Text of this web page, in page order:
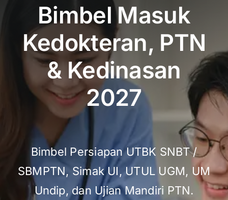
Bimbel Masuk
Kedokteran, PTN
& Kedinasan
2027
Bimbel Persiapan UTBK SNBT /
SBMPTN, Simak UI, UTUL UGM, UM
Undip, dan Ujian Mandiri PTN.